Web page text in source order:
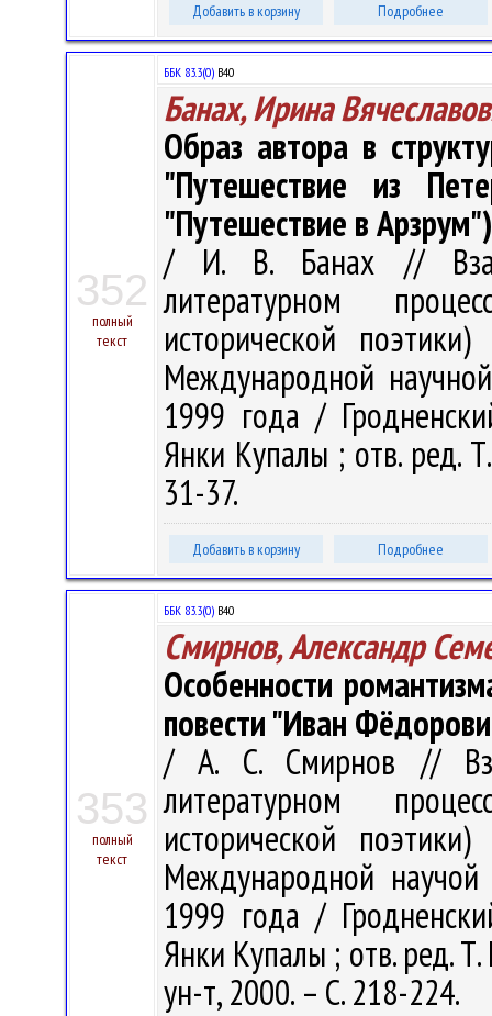
Добавить в корзину Подробнее
352
полный
текст
ББК 83.3(0) В40
Банах, Ирина
Образ автора в
"Путешествие из
"Путешествие в Арзрум")
/ И. В. Банах //
литературном
исторической
Международной
1999 года /
Янки Купалы ; отв. ред.
31-37.
Добавить в корзину Подробнее
353
полный
текст
ББК 83.3(0) В40
Смирнов, Александр
Особенности
повести "Иван
/ А. С. Смирнов //
литературном
исторической
Международной
1999 года /
Янки Купалы ; отв. ред. Т.
ун-т, 2000. – С. 218-224.